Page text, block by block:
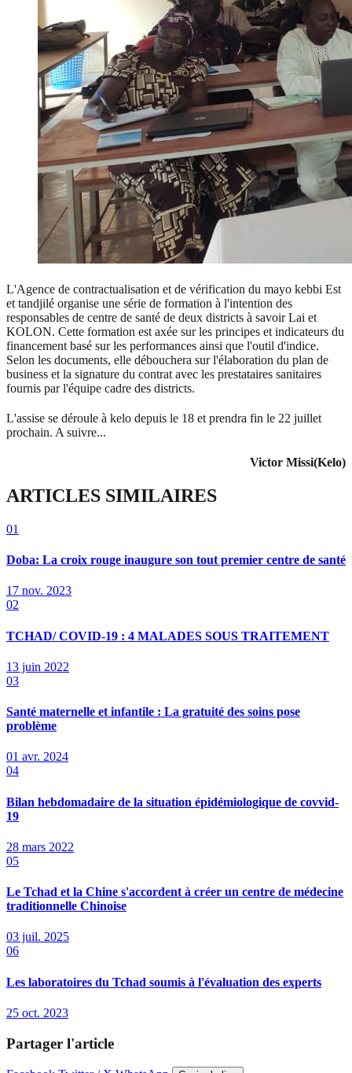
L'Agence de contractualisation et de vérification du mayo kebbi Est
et tandjilé organise une série de formation à l'intention des
responsables de centre de santé de deux districts à savoir Lai et
KOLON. Cette formation est axée sur les principes et indicateurs du
financement basé sur les performances ainsi que l'outil d'indice.
Selon les documents, elle débouchera sur l'élaboration du plan de
business et la signature du contrat avec les prestataires sanitaires
fournis par l'équipe cadre des districts.
L'assise se déroule à kelo depuis le 18 et prendra fin le 22 juillet
prochain. A suivre...
Victor Missi(Kelo)
ARTICLES SIMILAIRES
01
Doba: La croix rouge inaugure son tout premier centre de santé
17 nov. 2023
02
TCHAD/ COVID-19 : 4 MALADES SOUS TRAITEMENT
13 juin 2022
03
Santé maternelle et infantile : La gratuité des soins pose
problème
01 avr. 2024
04
Bilan hebdomadaire de la situation épidémiologique de covvid-
19
28 mars 2022
05
Le Tchad et la Chine s'accordent à créer un centre de médecine
traditionnelle Chinoise
03 juil. 2025
06
Les laboratoires du Tchad soumis à l'évaluation des experts
25 oct. 2023
Partager l'article